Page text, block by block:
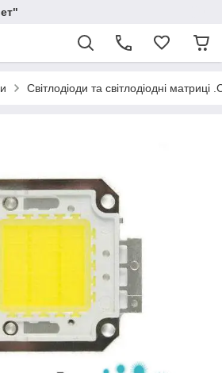
Світлодіоди та світлодіодні матриці